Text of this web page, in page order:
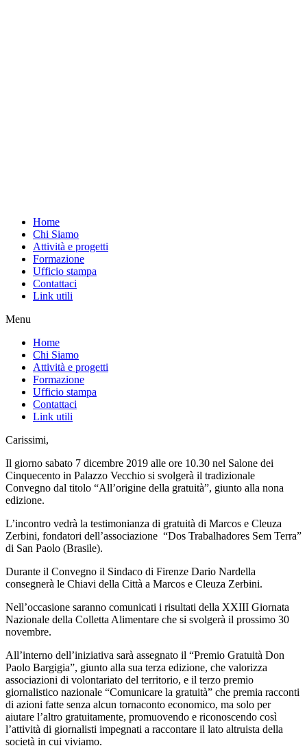
Home
Chi Siamo
Attività e progetti
Formazione
Ufficio stampa
Contattaci
Link utili
Menu
Home
Chi Siamo
Attività e progetti
Formazione
Ufficio stampa
Contattaci
Link utili
Carissimi,
Il giorno sabato 7 dicembre 2019 alle ore 10.30 nel Salone dei
Cinquecento in Palazzo Vecchio si svolgerà il tradizionale
Convegno dal titolo “All’origine della gratuità”, giunto alla nona
edizione.
L’incontro vedrà la testimonianza di gratuità di Marcos e Cleuza
Zerbini, fondatori dell’associazione “Dos Trabalhadores Sem Terra”
di San Paolo (Brasile).
Durante il Convegno il Sindaco di Firenze Dario Nardella
consegnerà le Chiavi della Città a Marcos e Cleuza Zerbini.
Nell’occasione saranno comunicati i risultati della XXIII Giornata
Nazionale della Colletta Alimentare che si svolgerà il prossimo 30
novembre.
All’interno dell’iniziativa sarà assegnato il “Premio Gratuità Don
Paolo Bargigia”, giunto alla sua terza edizione, che valorizza
associazioni di volontariato del territorio, e il terzo premio
giornalistico nazionale “Comunicare la gratuità” che premia racconti
di azioni fatte senza alcun tornaconto economico, ma solo per
aiutare l’altro gratuitamente, promuovendo e riconoscendo così
l’attività di giornalisti impegnati a raccontare il lato altruista della
società in cui viviamo.